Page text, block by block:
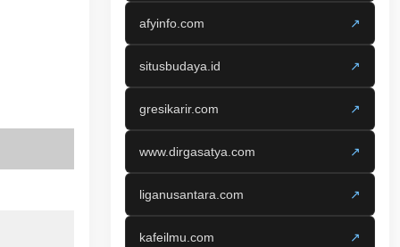
afyinfo.com ↗
situsbudaya.id ↗
gresikarir.com ↗
www.dirgasatya.com ↗
liganusantara.com ↗
kafeilmu.com ↗